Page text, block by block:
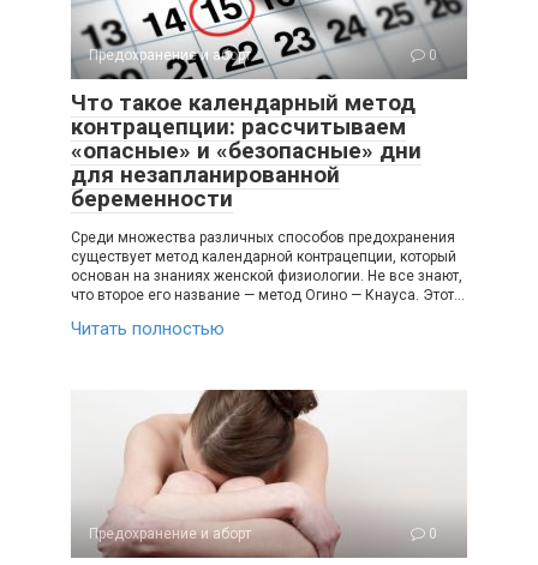
Предохранение и аборт 0
Что такое календарный метод
контрацепции: рассчитываем
«опасные» и «безопасные» дни
для незапланированной
беременности
Среди множества различных способов предохранения
существует метод календарной контрацепции, который
основан на знаниях женской физиологии. Не все знают,
что второе его название — метод Огино — Кнауса. Этот…
Читать полностью
Предохранение и аборт 0